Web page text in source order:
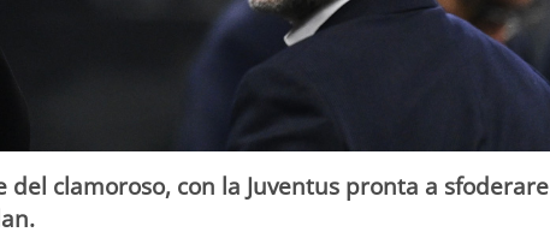
clamoroso, con la Juventus pronta a sfoderare